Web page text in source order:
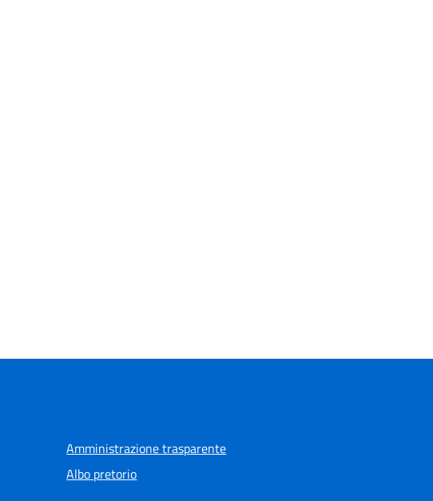
Amministrazione trasparente
Albo pretorio